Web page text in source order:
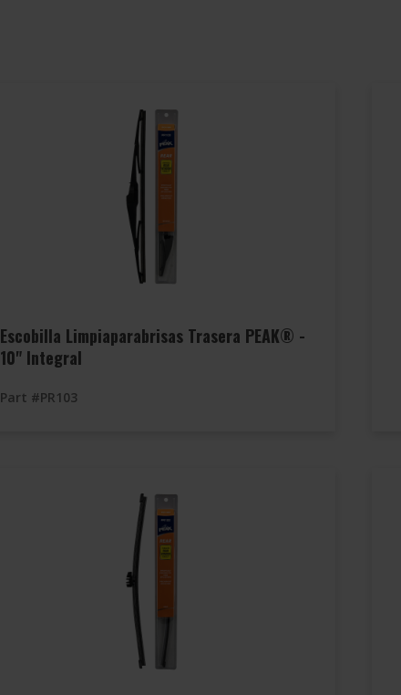
Escobilla Limpiaparabrisas Trasera PEAK® -
10" Integral
Part #PR103